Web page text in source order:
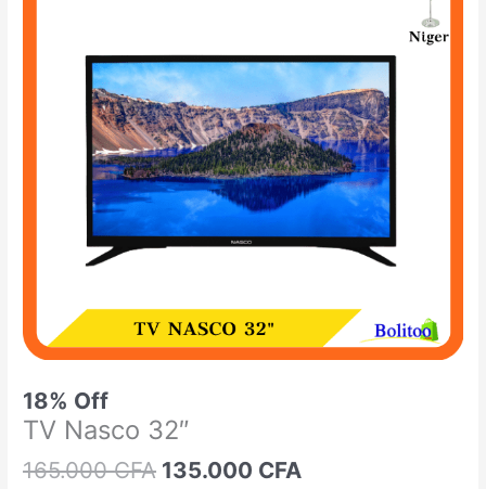
18% Off
TV Nasco 32″
165.000CFA 135.000 CFA
135.000 CFA.